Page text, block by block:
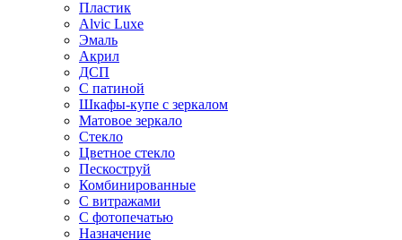
Пластик
Alvic Luxe
Эмаль
Акрил
ДСП
С патиной
Шкафы-купе с зеркалом
Матовое зеркало
Стекло
Цветное стекло
Пескоструй
Комбинированные
С витражами
С фотопечатью
Назначение